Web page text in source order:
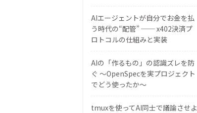
AIエージェントが自分でお金を払
う時代の“配管” ── x402決済プ
ロトコルの仕組みと実装
AIの「作るもの」の認識ズレを防
ぐ 〜OpenSpecを実プロジェクト
でどう使ったか〜
tmuxを使ってAI同士で議論させよ